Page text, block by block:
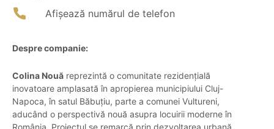
Afișează numărul de telefon
Despre companie:
Colina Nouă reprezintă o comunitate rezidențială
inovatoare amplasată în apropierea municipiului Cluj-
Napoca, în satul Băbuțiu, parte a comunei Vultureni,
aducând o perspectivă nouă asupra locuirii moderne în
România. Proiectul se remarcă prin dezvoltarea urbană